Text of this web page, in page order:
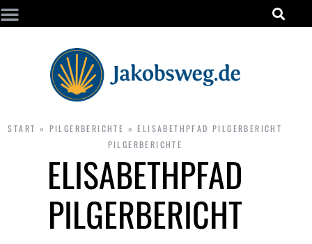
START » PILGERBERICHTE »ELISABETHPFAD PILGERBERICHT
PILGERBERICHTE
ELISABETHPFAD
PILGERBERICHT